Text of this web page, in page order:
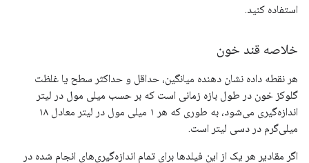
استفاده کنید.
خلاصه قند خون
هر نقطه داده نشان دهنده میانگین، حداقل و حداکثر سطح یا غلظت
گلوکز خون در طول بازه زمانی است که بر حسب میلی مول در لیتر
اندازه‌گیری می‌شود، به طوری که هر ۱ میلی مول در لیتر معادل ۱۸
میلی‌گرم در دسی لیتر است.
اگر مقادیر هر یک از این فیلدها برای تمام اندازه‌گیری‌های انجام شده در